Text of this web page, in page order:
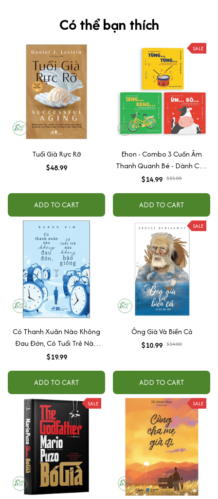
Có thể bạn thích
Tuổi Già Rực Rỡ
$48.99
ADD TO CART
SALE
Ehon - Combo 3 Cuốn Âm
Thanh Quanh Bé - Dành Cho
Trẻ Từ 0 - 6 Tuổi
$14.99 $21.00
ADD TO CART
Có Thanh Xuân Nào Không
Đau Đớn, Có Tuổi Trẻ Nào
Không Bão Giông
$19.99
ADD TO CART
SALE
Ông Già Và Biển Cả
$10.99 $14.00
ADD TO CART
SALE SALE